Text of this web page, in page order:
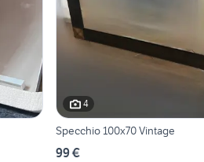
4
Specchio 100x70 Vintage
99 €